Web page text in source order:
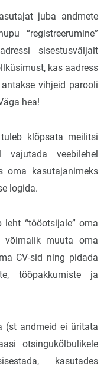
juba andmete
“registreerumine”
sisestusväljalt
kas aadress
vihjeid parooli
hea!
klõpsata meilitsi
vajutada veebilehel
oma kasutajanimeks
logida.
“tööotsijale” oma
võimalik muuta oma
CV-sid ning pidada
tööpakkumiste ja
(st andmeid ei üritata
otsingukõlbulikele
kasutades